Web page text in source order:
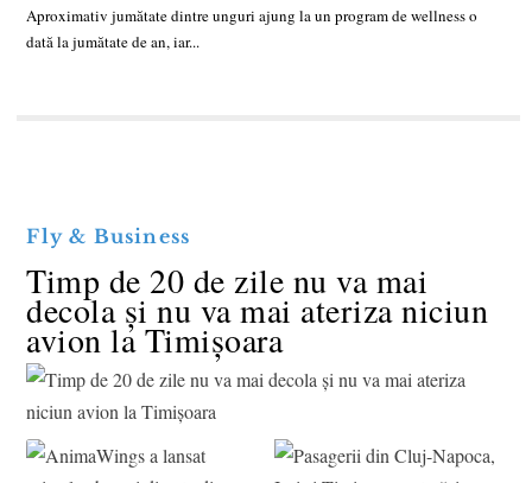
Aproximativ jumătate dintre unguri ajung la un program de wellness o
dată la jumătate de an, iar...
Fly & Business
Timp de 20 de zile nu va mai
decola și nu va mai ateriza niciun
avion la Timișoara